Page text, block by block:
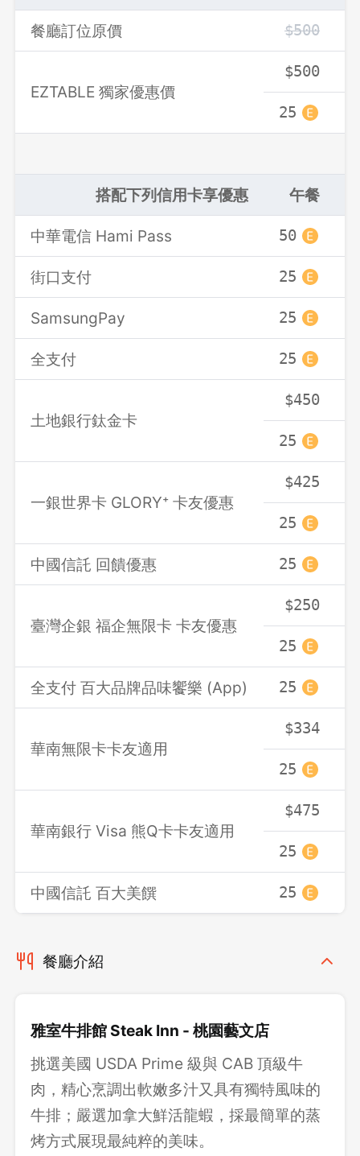
餐廳訂位原價 $500
EZTABLE 獨家優惠價
$500
25
搭配下列信用卡享優惠 午餐
中華電信 Hami Pass 50
街口支付 25
SamsungPay 25
全支付 25
土地銀行鈦金卡
$450
25
一銀世界卡 GLORY⁺ 卡友優惠
$425
25
中國信託 回饋優惠 25
臺灣企銀 福企無限卡 卡友優惠
$250
25
全支付 百大品牌品味饗樂 (App) 25
華南無限卡卡友適用
$334
25
華南銀行 Visa 熊Q卡卡友適用
$475
25
中國信託 百大美饌 25
餐廳介紹
雅室牛排館 Steak Inn - 桃園藝文店
挑選美國 USDA Prime 級與 CAB 頂級牛
肉，精心烹調出軟嫩多汁又具有獨特風味的
牛排；嚴選加拿大鮮活龍蝦，採最簡單的蒸
烤方式展現最純粹的美味。
先不要 確認